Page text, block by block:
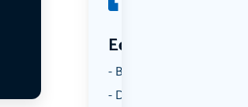
Een aantal
Borrelen
Dansen